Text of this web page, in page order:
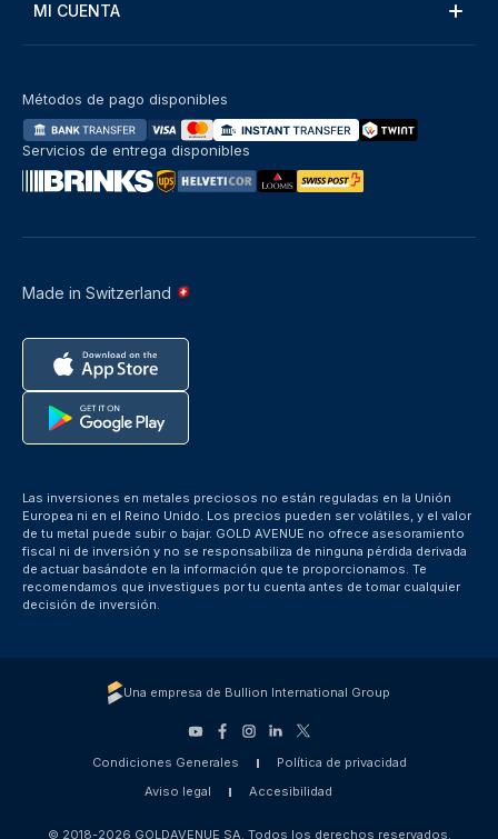
MI CUENTA
Made in Switzerland
Métodos de pago disponibles
Servicios de entrega disponibles
Las inversiones en metales preciosos no están reguladas en la Unión
Europea ni en el Reino Unido. Los precios pueden ser volátiles, y el valor
de tu metal puede subir o bajar. GOLD AVENUE no ofrece asesoramiento
fiscal ni de inversión y no se responsabiliza de ninguna pérdida derivada
de actuar basándote en la información que te proporcionamos. Te
recomendamos que investigues por tu cuenta antes de tomar cualquier
decisión de inversión.
Una empresa de Bullion International Group
Condiciones Generales
Política de privacidad
Aviso legal
Accesibilidad
© 2018-2026 GOLDAVENUE SA. Todos los derechos reservados.